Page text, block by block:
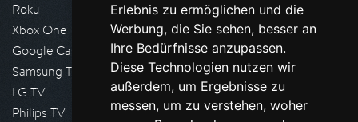
Erlebnis zu ermöglichen und die
Werbung, die Sie sehen, besser an
Ihre Bedürfnisse anzupassen.
Diese Technologien nutzen wir
außerdem, um Ergebnisse zu
messen, um zu verstehen, woher
Roku
Xbox One
Google Cast
Samsung TV
LG TV
Philips TV